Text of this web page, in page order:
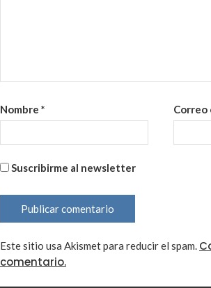
Nombre *
Suscribirme al newsletter
Este sitio usa Akismet para reducir el spam.
comentario.